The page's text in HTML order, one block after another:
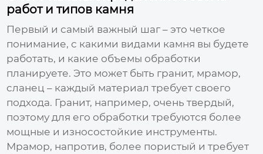
работ и типов камня
Первый и самый важный шаг – это четкое
понимание, с какими видами камня вы будете
работать, и какие объемы обработки
планируете. Это может быть гранит, мрамор,
сланец – каждый материал требует своего
подхода. Гранит, например, очень твердый,
поэтому для его обработки требуются более
мощные и износостойкие инструменты.
Мрамор, напротив, более пористый и требует